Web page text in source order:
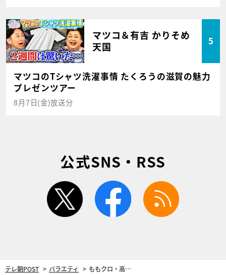
マツコ＆有吉 かりそめ
天国
5
マツコのTシャツ洗濯事情 たくろうの滋賀の魅力
プレゼンツアー
8月7日(金)放送分
公式SNS・RSS
twitter facebook
テレ朝POST バラエティ ももクロ・高城れに “メンバーと叶えたい”夢を実現！玉井詩織の運転で向かった先は…